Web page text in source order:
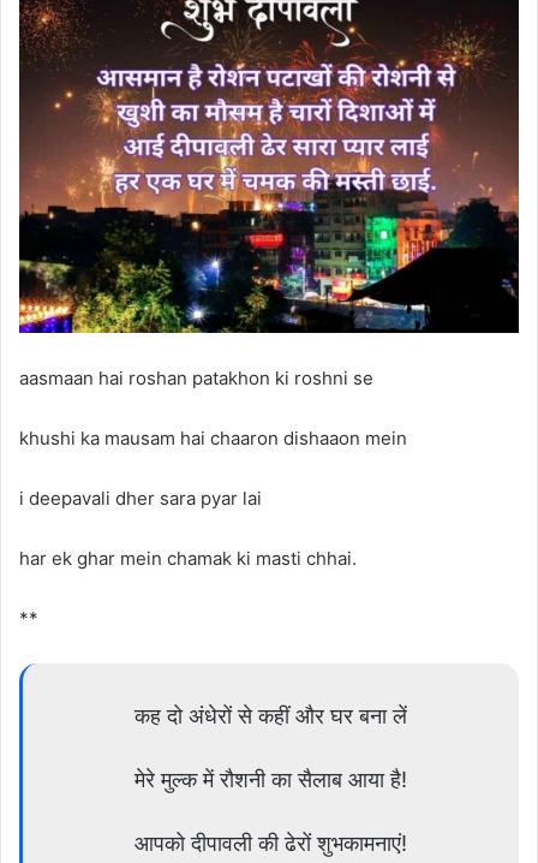
aasmaan hai roshan patakhon ki roshni se
khushi ka mausam hai chaaron dishaaon mein
i deepavali dher sara pyar lai
har ek ghar mein chamak ki masti chhai.
**
कह दो अंधेरों से कहीं और घर बना लें
मेरे मुल्क में रौशनी का सैलाब आया है!
आपको दीपावली की ढेरों शुभकामनाएं!